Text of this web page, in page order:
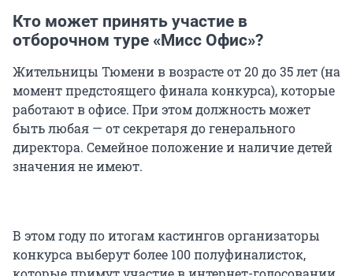
Кто может принять участие в
отборочном туре «Мисс Офис»?
Жительницы Тюмени в возрасте от 20 до 35 лет (на
момент предстоящего финала конкурса), которые
работают в офисе. При этом должность может
быть любая — от секретаря до генерального
директора. Семейное положение и наличие детей
значения не имеют.
В этом году по итогам кастингов организаторы
конкурса выберут более 100 полуфиналисток,